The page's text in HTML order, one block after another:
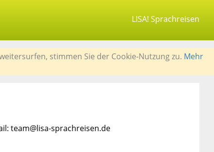
LISA! Sprachreisen
stimmen Sie der Cookie-Nutzung zu. Mehr
team@lisa-sprachreisen.de